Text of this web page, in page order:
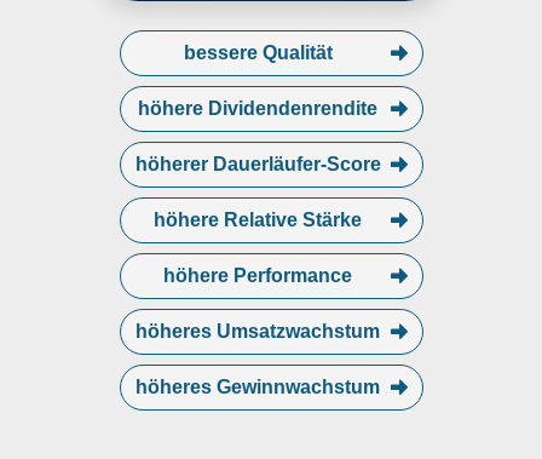
domestic distribution company,
certain corporate activities, and
the elimination of intersegment
revenues and expenses. The co
bessere Qualität
höhere Dividendenrendite
höherer Dauerläufer-Score
höhere Relative Stärke
höhere Performance
höheres Umsatzwachstum
höheres Gewinnwachstum